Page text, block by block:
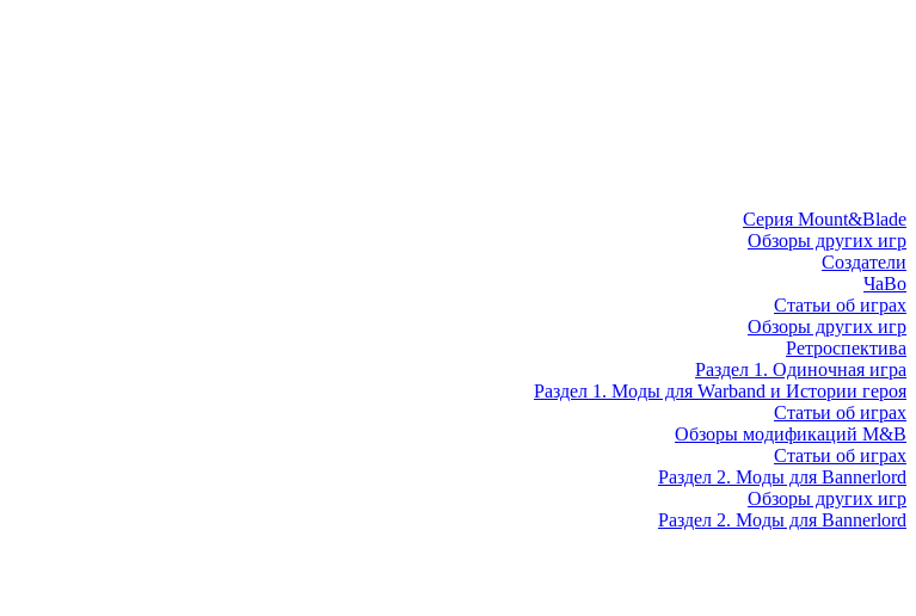
Серия Mount&Blade
Обзоры других игр
Создатели
ЧаВо
Статьи об играх
Обзоры других игр
Ретроспектива
Раздел 1. Одиночная игра
Раздел 1. Моды для Warband и Истории героя
Статьи об играх
Обзоры модификаций M&B
Статьи об играх
Раздел 2. Моды для Bannerlord
Обзоры других игр
Раздел 2. Моды для Bannerlord